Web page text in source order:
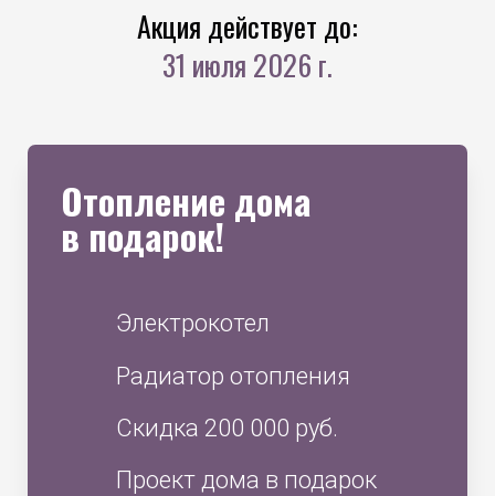
Акция действует до:
31 июля 2026 г.
Проект дома в подарок
Скидка 200 000 руб.
Радиатор отопления
Электрокотел
Отопление дома
в подарок!